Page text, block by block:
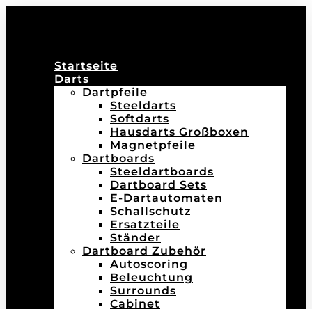
Startseite
Darts
Dartpfeile
Steeldarts
Softdarts
Hausdarts Großboxen
Magnetpfeile
Dartboards
Steeldartboards
Dartboard Sets
E-Dartautomaten
Schallschutz
Ersatzteile
Ständer
Dartboard Zubehör
Autoscoring
Beleuchtung
Surrounds
Cabinet